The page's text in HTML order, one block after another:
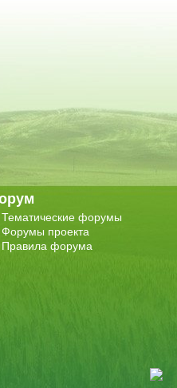
Тематические форумы
Форумы проекта
Правила форума